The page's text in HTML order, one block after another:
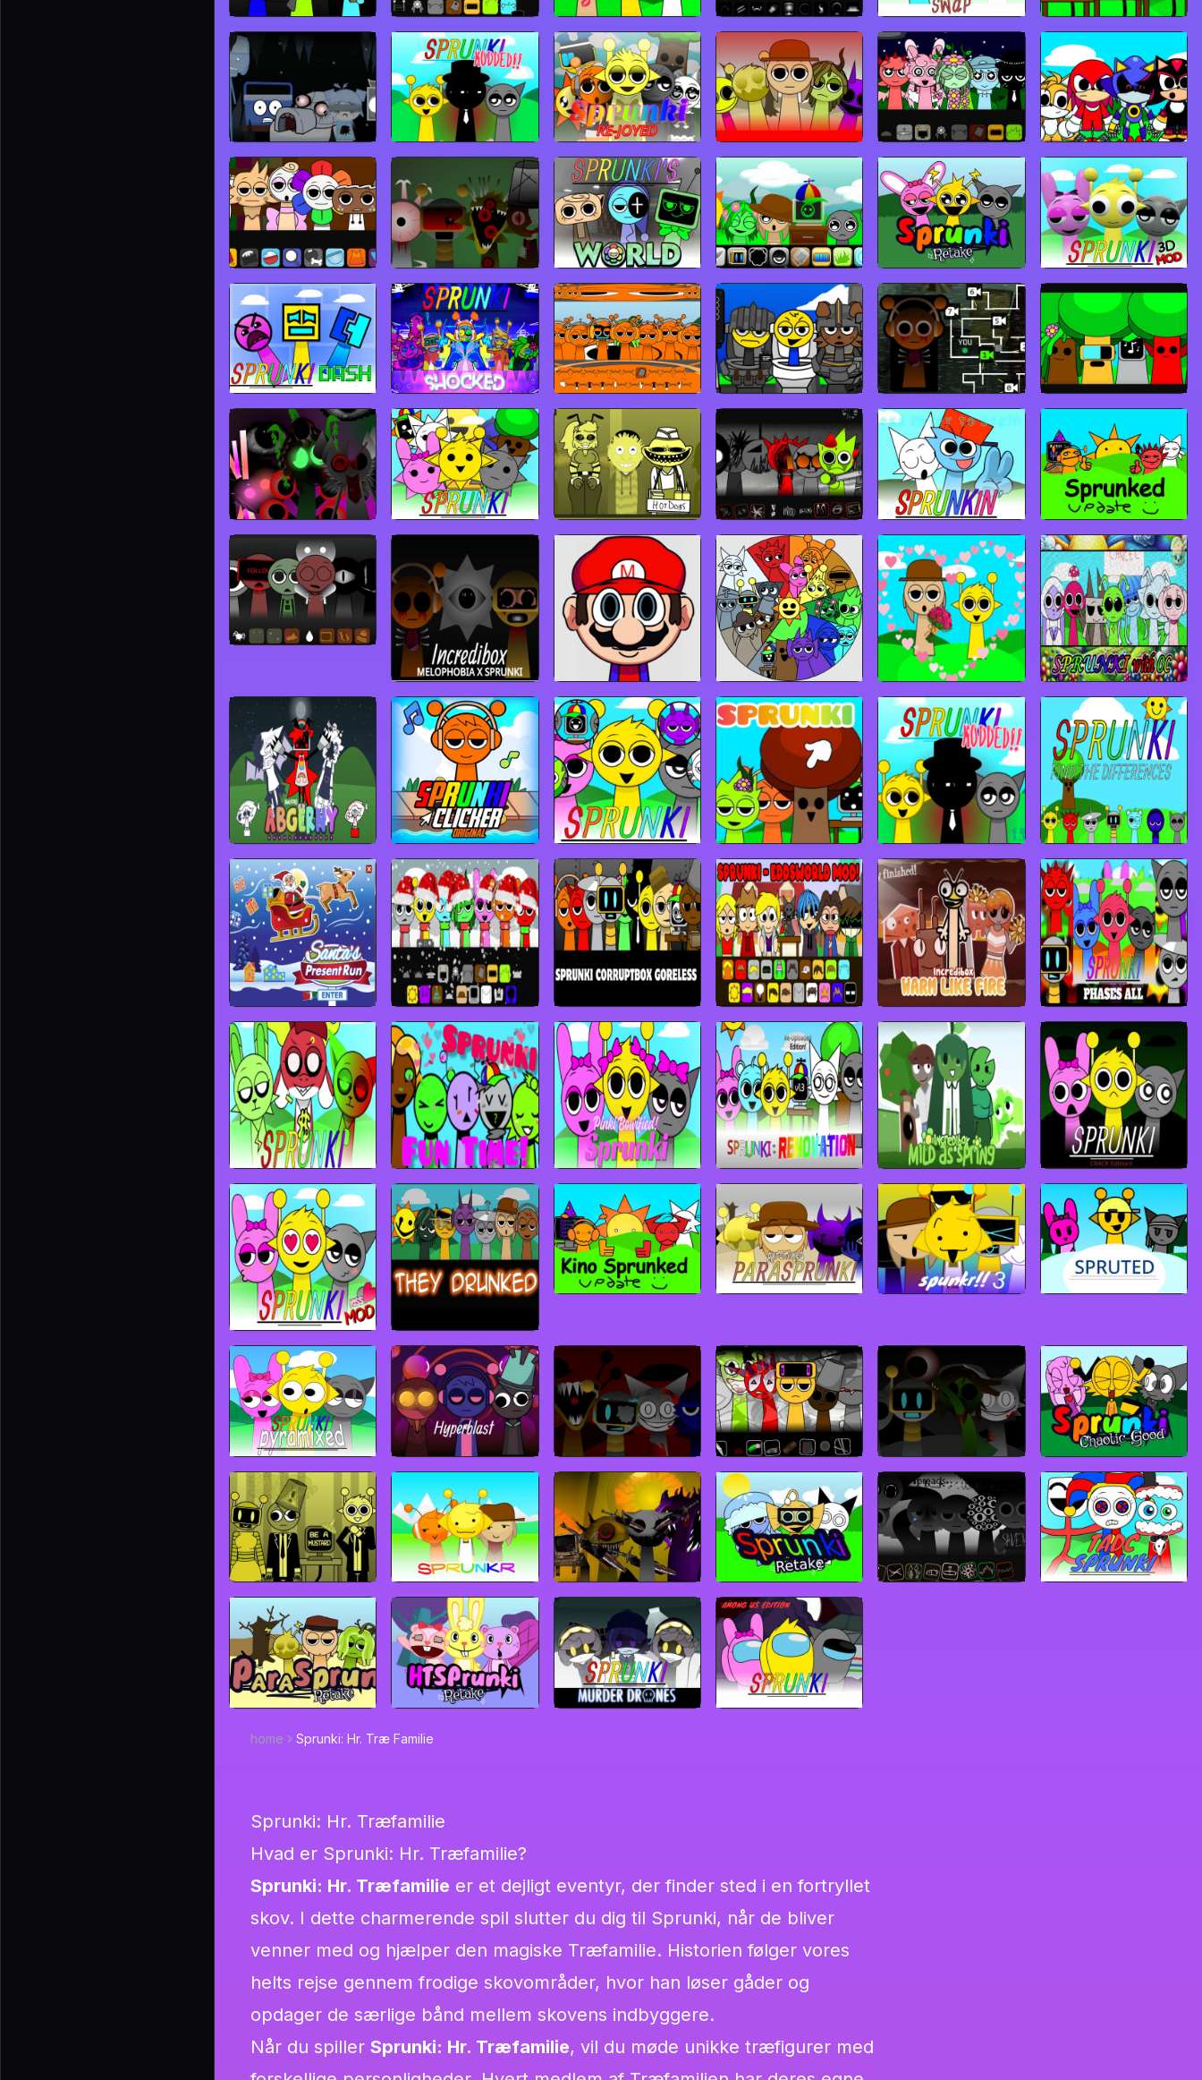
home Sprunki: Hr. Træ Familie
Sprunki: Hr. Træfamilie
Hvad er Sprunki: Hr. Træfamilie?
Sprunki: Hr. Træfamilie er et dejligt eventyr, der finder sted i en fortryllet
skov. I dette charmerende spil slutter du dig til Sprunki, når de bliver
venner med og hjælper den magiske Træfamilie. Historien følger vores
helts rejse gennem frodige skovområder, hvor han løser gåder og
opdager de særlige bånd mellem skovens indbyggere.
Når du spiller Sprunki: Hr. Træfamilie, vil du møde unikke træfigurer med